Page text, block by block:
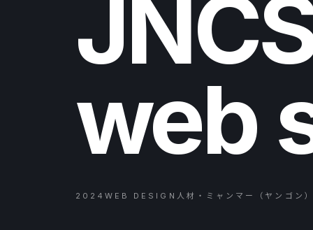
web
2024 WEB DESIGN 人材・ミャンマー（ヤンゴン）